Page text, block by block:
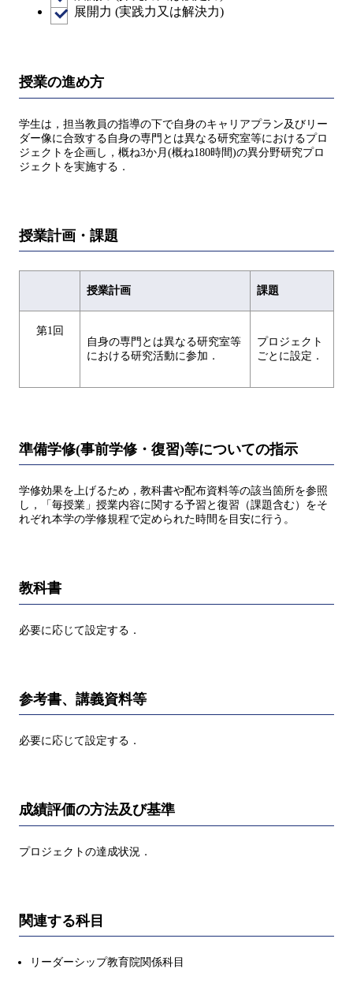
展開力 (実践力又は解決力)
授業の進め方
学生は，担当教員の指導の下で自身のキャリアプラン及びリー
ダー像に合致する自身の専門とは異なる研究室等におけるプロ
ジェクトを企画し，概ね3か月(概ね180時間)の異分野研究プロ
ジェクトを実施する．
授業計画・課題
授業計画 課題
第1回
自身の専門とは異なる研究室等
における研究活動に参加．
プロジェクト
ごとに設定．
準備学修(事前学修・復習)等についての指示
学修効果を上げるため，教科書や配布資料等の該当箇所を参照
し，「毎授業」授業内容に関する予習と復習（課題含む）をそ
れぞれ本学の学修規程で定められた時間を目安に行う。
教科書
必要に応じて設定する．
参考書、講義資料等
必要に応じて設定する．
成績評価の方法及び基準
プロジェクトの達成状況．
関連する科目
リーダーシップ教育院関係科目